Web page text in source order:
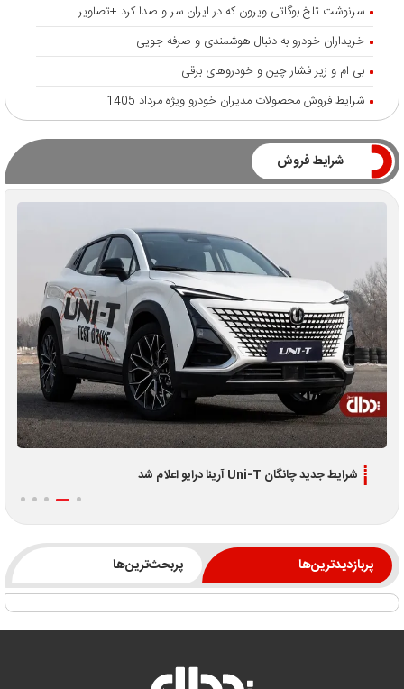
سرنوشت تلخ بوگاتی ویرون که در ایران سر و صدا کرد +تصاویر
خریداران خودرو به دنبال هوشمندی و صرفه جویی
بی ام و زیر فشار چین و خودروهای برقی
شرایط فروش محصولات مدیران خودرو ویژه مرداد 1405
شرایط فروش
اطلاعیه جدید فروش اقساطی لوکانو L7 و L8 ویژه تیر 1405
پربازدیدترین‌ها پربحث‌ترین‌ها